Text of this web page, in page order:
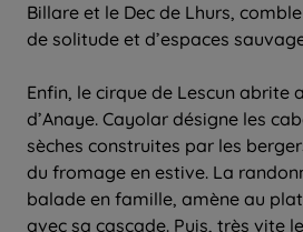
Billare et le Dec de Lhurs,
de solitude et d’espaces
Enfin, le cirque de Lescun abrite
d’Anaye. Cayolar désigne les
sèches construites par les
du fromage en estive. La
balade en famille, amène au
avec sa cascade. Puis, très vite